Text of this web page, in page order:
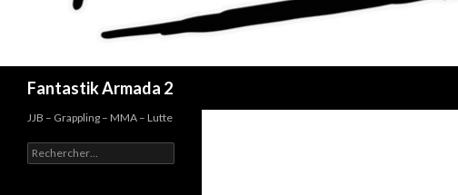
Fantastik Armada 2
JJB – Grappling – MMA – Lutte
Rechercher :